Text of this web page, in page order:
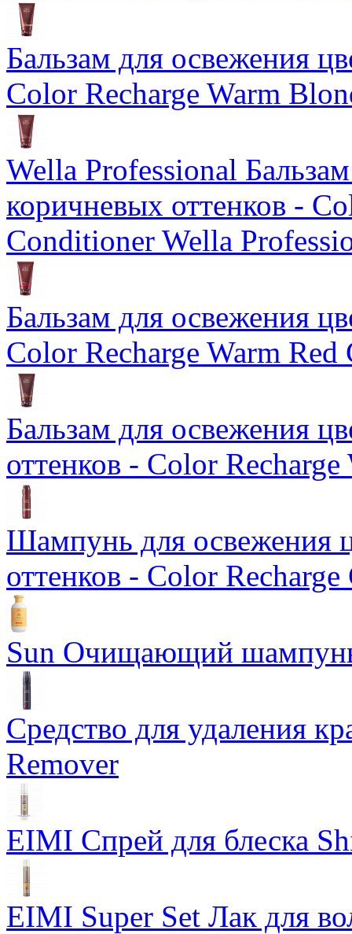
Бальзам для освежения
Color Recharge Warm
Wella Professional
коричневых оттенков -
Conditioner Wella
Бальзам для освежения
Color Recharge Warm
Бальзам для освежения
оттенков - Color
Шампунь для освежения
оттенков - Color
Sun Очищающий
Средство для удаления
Remover
EIMI Спрей для блеска
EIMI Super Set Лак для